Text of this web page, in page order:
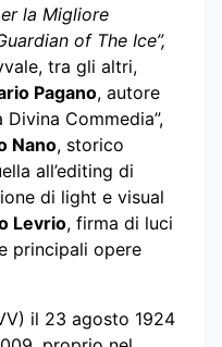
la Migliore
of The Ice”,
tra gli altri,
Pagano, autore
Commedia”,
Nano, storico
all’editing di
di light e visual
Levrio, firma di luci
principali opere
il 23 agosto 1924